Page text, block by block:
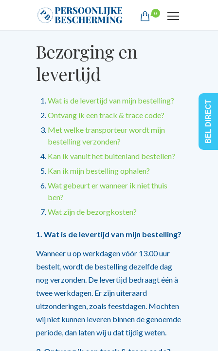
0
Bezorging en
levertijd
Wat is de levertijd van mijn bestelling?
Ontvang ik een track & trace code?
Met welke transporteur wordt mijn
bestelling verzonden?
Kan ik vanuit het buitenland bestellen?
Kan ik mijn bestelling ophalen?
Wat gebeurt er wanneer ik niet thuis
ben?
Wat zijn de bezorgkosten?
1. Wat is de levertijd van mijn bestelling?
Wanneer u op werkdagen vóór 13.00 uur
bestelt, wordt de bestelling dezelfde dag
nog verzonden. De levertijd bedraagt één à
twee werkdagen. Er zijn uiteraard
uitzonderingen, zoals feestdagen. Mochten
wij niet kunnen leveren binnen de genoemde
periode, dan laten wij u dat tijdig weten.
BEL DIRECT